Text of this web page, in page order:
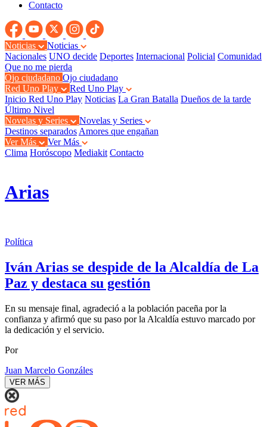
Contacto
Noticias
Noticias
Nacionales UNO decide Deportes Internacional Policial Comunidad
Que no me pierda
Ojo ciudadano Ojo ciudadano
Red Uno Play
Red Uno Play
Inicio Red Uno Play Noticias La Gran Batalla Dueños de la tarde
Último Nivel
Novelas y Series
Novelas y Series
Destinos separados Amores que engañan
Ver Más
Ver Más
Clima Horóscopo Mediakit Contacto
Arias
Política
Iván Arias se despide de la Alcaldía de La
Paz y destaca su gestión
En su mensaje final, agradeció a la población paceña por la
confianza y afirmó que su paso por la Alcaldía estuvo marcado por
la dedicación y el servicio.
Por
Juan Marcelo Gonzáles
VER MÁS